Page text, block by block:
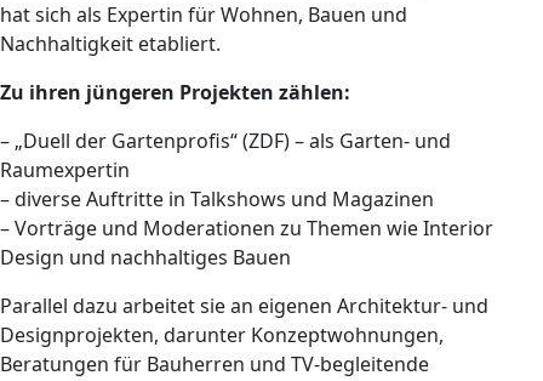
hat sich als Expertin für Wohnen, Bauen und
Nachhaltigkeit etabliert.
Zu ihren jüngeren Projekten zählen:
– „Duell der Gartenprofis“ (ZDF) – als Garten- und
Raumexpertin
– diverse Auftritte in Talkshows und Magazinen
– Vorträge und Moderationen zu Themen wie Interior
Design und nachhaltiges Bauen
Parallel dazu arbeitet sie an eigenen Architektur- und
Designprojekten, darunter Konzeptwohnungen,
Beratungen für Bauherren und TV-begleitende